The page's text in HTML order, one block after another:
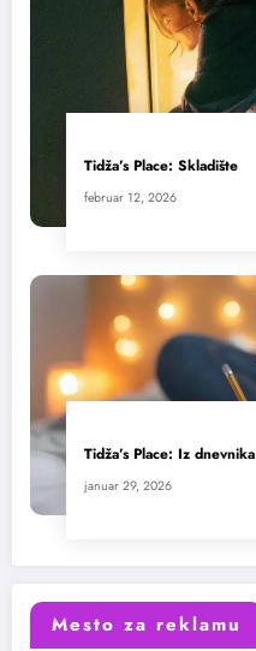
Tidža’s Place: Skladište
februar 12, 2026
Tidža’s Place: Iz dnevnika
januar 29, 2026
Mesto za reklamu